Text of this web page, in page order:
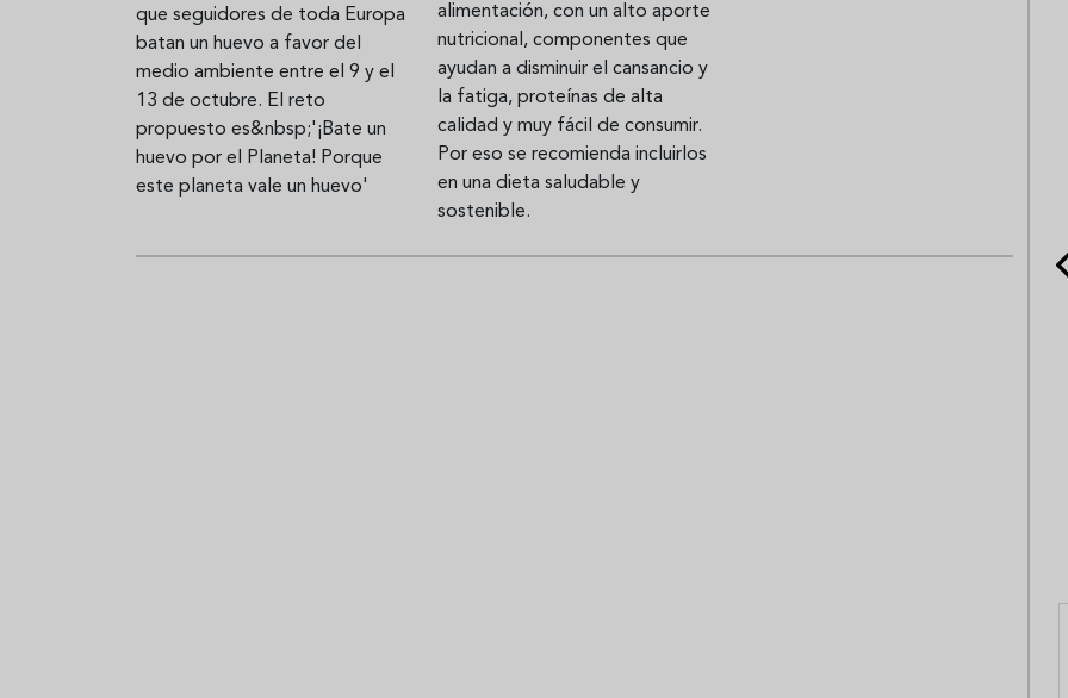
que seguidores de toda Europa
batan un huevo a favor del
medio ambiente entre el 9 y el
13 de octubre. El reto
propuesto es&nbsp;'¡Bate un
huevo por el Planeta! Porque
este planeta vale un huevo'
alimentación, con un alto aporte
nutricional, componentes que
ayudan a disminuir el cansancio y
la fatiga, proteínas de alta
calidad y muy fácil de consumir.
Por eso se recomienda incluirlos
en una dieta saludable y
sostenible.